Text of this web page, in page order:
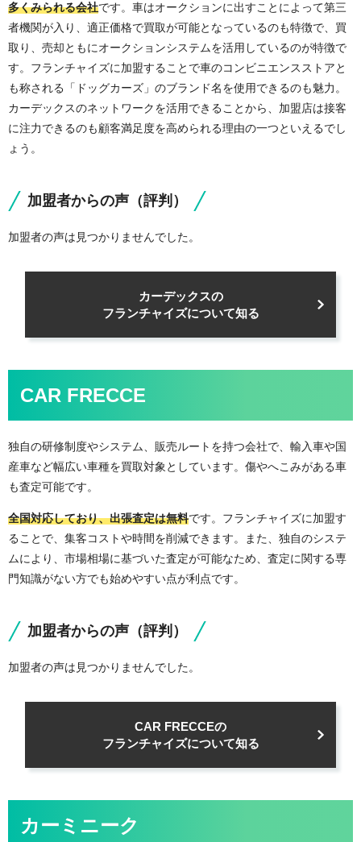
多くみられる会社です。車はオークションに出すことによって第三
者機関が入り、適正価格で買取が可能となっているのも特徴で、買
取り、売却ともにオークションシステムを活用しているのが特徴で
す。フランチャイズに加盟することで車のコンビニエンスストアと
も称される「ドッグカーズ」のブランド名を使用できるのも魅力。
カーデックスのネットワークを活用できることから、加盟店は接客
に注力できるのも顧客満足度を高められる理由の一つといえるでし
ょう。
加盟者からの声（評判）
加盟者の声は見つかりませんでした。
カーデックスの
フランチャイズについて知る
CAR FRECCE
独自の研修制度やシステム、販売ルートを持つ会社で、輸入車や国
産車など幅広い車種を買取対象としています。傷やへこみがある車
も査定可能です。
全国対応しており、出張査定は無料です。フランチャイズに加盟す
ることで、集客コストや時間を削減できます。また、独自のシステ
ムにより、市場相場に基づいた査定が可能なため、査定に関する専
門知識がない方でも始めやすい点が利点です。
加盟者からの声（評判）
加盟者の声は見つかりませんでした。
CAR FRECCEの
フランチャイズについて知る
カーミニーク